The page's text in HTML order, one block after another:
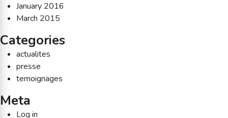
January 2016
March 2015
Categories
actualites
presse
temoignages
Meta
Log in